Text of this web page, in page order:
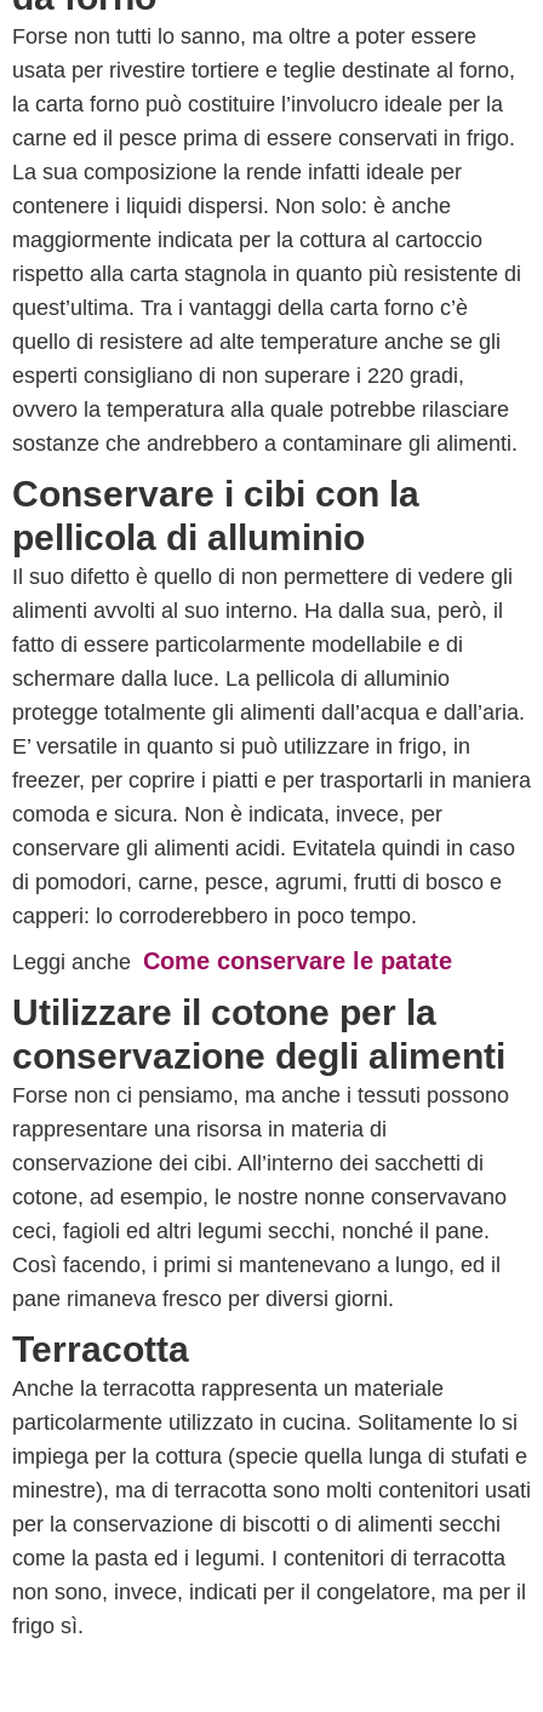
Forse non tutti lo sanno, ma oltre a poter essere
usata per rivestire tortiere e teglie destinate al forno,
la carta forno può costituire l’involucro ideale per la
carne ed il pesce prima di essere conservati in frigo.
La sua composizione la rende infatti ideale per
contenere i liquidi dispersi. Non solo: è anche
maggiormente indicata per la cottura al cartoccio
rispetto alla carta stagnola in quanto più resistente di
quest’ultima. Tra i vantaggi della carta forno c’è
quello di resistere ad alte temperature anche se gli
esperti consigliano di non superare i 220 gradi,
ovvero la temperatura alla quale potrebbe rilasciare
sostanze che andrebbero a contaminare gli alimenti.
Conservare i cibi con la
pellicola di alluminio
Il suo difetto è quello di non permettere di vedere gli
alimenti avvolti al suo interno. Ha dalla sua, però, il
fatto di essere particolarmente modellabile e di
schermare dalla luce. La pellicola di alluminio
protegge totalmente gli alimenti dall’acqua e dall’aria.
E’ versatile in quanto si può utilizzare in frigo, in
freezer, per coprire i piatti e per trasportarli in maniera
comoda e sicura. Non è indicata, invece, per
conservare gli alimenti acidi. Evitatela quindi in caso
di pomodori, carne, pesce, agrumi, frutti di bosco e
capperi: lo corroderebbero in poco tempo.
Leggi anche Come conservare le patate
Utilizzare il cotone per la
conservazione degli alimenti
Forse non ci pensiamo, ma anche i tessuti possono
rappresentare una risorsa in materia di
conservazione dei cibi. All’interno dei sacchetti di
cotone, ad esempio, le nostre nonne conservavano
ceci, fagioli ed altri legumi secchi, nonché il pane.
Così facendo, i primi si mantenevano a lungo, ed il
pane rimaneva fresco per diversi giorni.
Terracotta
Anche la terracotta rappresenta un materiale
particolarmente utilizzato in cucina. Solitamente lo si
impiega per la cottura (specie quella lunga di stufati e
minestre), ma di terracotta sono molti contenitori usati
per la conservazione di biscotti o di alimenti secchi
come la pasta ed i legumi. I contenitori di terracotta
non sono, invece, indicati per il congelatore, ma per il
frigo sì.